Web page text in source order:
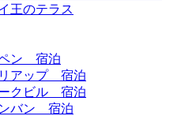
王のテラス
ン 宿泊
アップ 宿泊
クビル 宿泊
バン 宿泊